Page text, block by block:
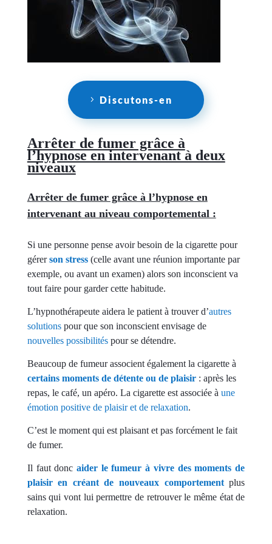
Discutons-en
Arrêter de fumer grâce à
l’hypnose en intervenant à deux
niveaux
Arrêter de fumer grâce à l’hypnose en
intervenant au niveau comportemental :
Si une personne pense avoir besoin de la cigarette pour
gérerson stress (celle avant une réunion importante par
exemple, ou avant un examen) alors son inconscient va
tout faire pour garder cette habitude.
L’hypnothérapeute aidera le patient à trouver d’autres
solutionspour que son inconscient envisage de
nouvelles possibilités pour se détendre.
Beaucoup de fumeur associent également la cigarette à
certains moments de détente ou de plaisir : après les
repas, le café, un apéro. La cigarette est associée à une
émotion positive de plaisir et de relaxation.
C’est le moment qui est plaisant et pas forcément le fait
de fumer.
Il faut donc aider le fumeur à vivre des moments de
plaisir en créant de nouveaux comportementplus
sains qui vont lui permettre de retrouver le même état de
relaxation.